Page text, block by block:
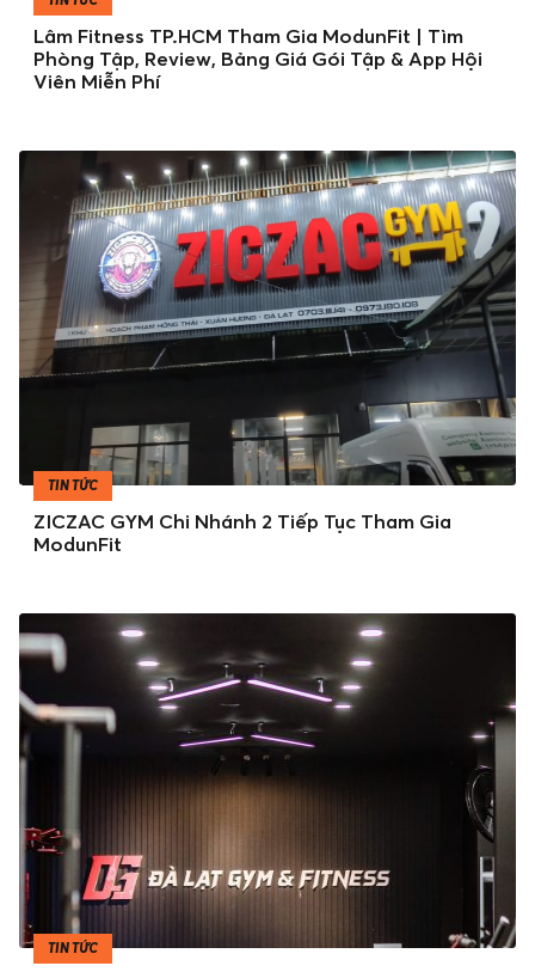
Lâm Fitness TP.HCM Tham Gia ModunFit | Tìm
Phòng Tập, Review, Bảng Giá Gói Tập & App Hội
Viên Miễn Phí
TIN TỨC
ZICZAC GYM Chi Nhánh 2 Tiếp Tục Tham Gia
ModunFit
TIN TỨC